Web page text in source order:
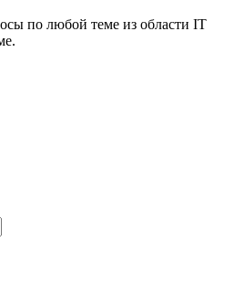
по любой теме из области IT